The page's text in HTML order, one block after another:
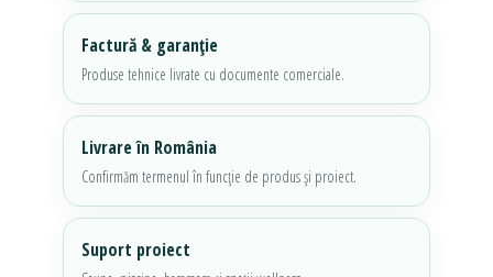
Factură & garanție
Produse tehnice livrate cu documente comerciale.
Livrare în România
Confirmăm termenul în funcție de produs și proiect.
Suport proiect